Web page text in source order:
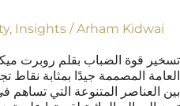
,Insights/Arham Kidwai
قوة الضباب بقلم روبرت
المصممة جيدًا بمثابة نقاط
العناصر المتنوعة التي تساهم في